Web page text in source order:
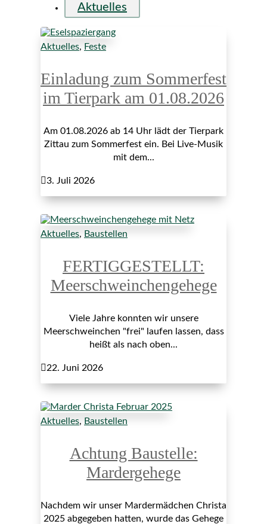
Aktuelles
Aktuelles, Feste
Einladung zum Sommerfest
im Tierpark am 01.08.2026
Am 01.08.2026 ab 14 Uhr lädt der Tierpark
Zittau zum Sommerfest ein. Bei Live-Musik
mit dem...
3. Juli 2026
Aktuelles, Baustellen
FERTIGGESTELLT:
Meerschweinchengehege
Viele Jahre konnten wir unsere
Meerschweinchen "frei" laufen lassen, dass
heißt als nach oben...
22. Juni 2026
Aktuelles, Baustellen
Achtung Baustelle:
Mardergehege
Nachdem wir unser Mardermädchen Christa
2025 abgegeben hatten, wurde das Gehege